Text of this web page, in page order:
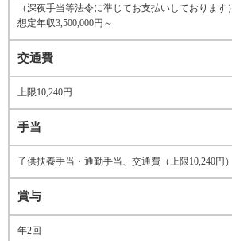
（深夜手当等法令に準じてお支払いしております）
想定年収3,500,000円～
交通費
上限10,240円
手当
子供扶養手当・通勤手当、交通費（上限10,240円）
賞与
年2回